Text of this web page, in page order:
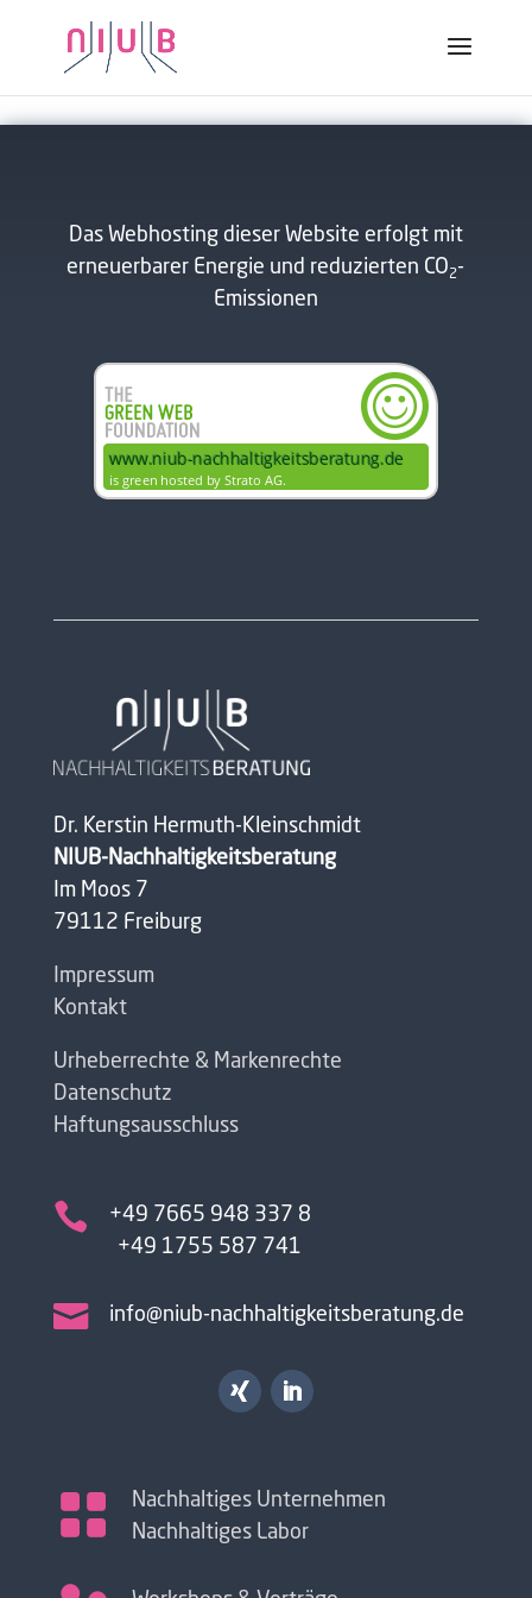
Das Webhosting dieser Website erfolgt mit
erneuerbarer Energie und reduzierten CO2-
Emissionen
Dr. Kerstin Hermuth-Kleinschmidt
NIUB-Nachhaltigkeitsberatung
Im Moos 7
79112 Freiburg
Impressum
Kontakt
Urheberrechte & Markenrechte
Datenschutz
Haftungsausschluss

+49 7665 948 337 8
+49 1755 587 741
 info@niub-nachhaltigkeitsberatung.de

Nachhaltiges Unternehmen
Nachhaltiges Labor